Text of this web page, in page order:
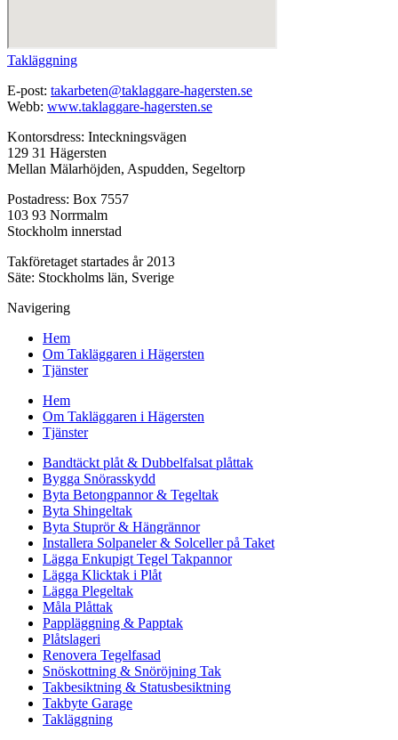
Takläggning
E-post: takarbeten@taklaggare-hagersten.se
Webb: www.taklaggare-hagersten.se
Kontorsdress: Inteckningsvägen
129 31 Hägersten
Mellan Mälarhöjden, Aspudden, Segeltorp
Postadress: Box 7557
103 93 Norrmalm
Stockholm innerstad
Takföretaget startades år 2013
Säte: Stockholms län, Sverige
Navigering
Hem
Om Takläggaren i Hägersten
Tjänster
Hem
Om Takläggaren i Hägersten
Tjänster
Bandtäckt plåt & Dubbelfalsat plåttak
Bygga Snörasskydd
Byta Betongpannor & Tegeltak
Byta Shingeltak
Byta Stuprör & Hängrännor
Installera Solpaneler & Solceller på Taket
Lägga Enkupigt Tegel Takpannor
Lägga Klicktak i Plåt
Lägga Plegeltak
Måla Plåttak
Pappläggning & Papptak
Plåtslageri
Renovera Tegelfasad
Snöskottning & Snöröjning Tak
Takbesiktning & Statusbesiktning
Takbyte Garage
Takläggning